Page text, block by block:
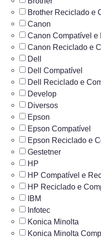
Brother Reciclado e
Canon
Canon Compatível e
Canon Reciclado e
Dell
Dell Compatível
Dell Reciclado e
Develop
Diversos
Epson
Epson Compatível
Epson Reciclado e
Gestetner
HP
HP Compatível e
HP Reciclado e
IBM
Infotec
Konica Minolta
Konica Minolta